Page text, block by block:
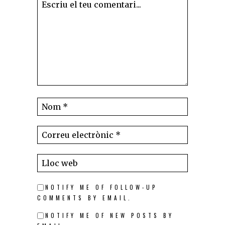
NOTIFY ME OF FOLLOW-UP
COMMENTS BY EMAIL.
NOTIFY ME OF NEW POSTS BY